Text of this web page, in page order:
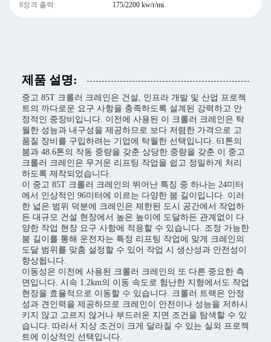
8정격 출력: 175/2200 kw/r/mi
제품 설명:
중고 85T 크롤러 크레인은 건설, 인프라 개발 및 산업 프로젝
트의 까다로운 요구 사항을 충족하도록 설계된 강력하고 안
정적인 중장비입니다. 이전에 사용된 이 크롤러 크레인은 탁
월한 성능과 내구성을 제공하므로 보다 저렴한 가격으로 고
품질 장비를 구입하려는 기업에 탁월한 선택입니다. 61톤의
붐과 48.6톤의 작동 중량을 갖춘 상당한 중량을 갖춘 이 중고
크롤러 크레인은 무거운 리프팅 작업을 쉽고 정밀하게 처리
하도록 제작되었습니다.
이 중고 85T 크롤러 크레인의 뛰어난 특징 중 하나는 24미터
에서 인상적인 96미터에 이르는 다양한 붐 길이입니다. 이러
한 넓은 범위 덕분에 크레인은 제한된 도시 공간에서 작업하
든 대규모 건설 현장에서 높은 높이에 도달하든 관계없이 다
양한 작업 현장 요구 사항에 적응할 수 있습니다. 조정 가능한
붐 길이를 통해 운전자는 특정 리프팅 작업에 맞게 크레인의
도달 범위를 맞춤 설정할 수 있어 작업 시 생산성과 안전성이
향상됩니다.
이동성은 이전에 사용된 크롤러 크레인의 또 다른 중요한 측
면입니다. 시속 1.2km의 이동 속도로 험난한 지형에서도 작업
현장을 효율적으로 이동할 수 있습니다. 크롤러 트랙은 안정
성과 견인력을 제공하므로 크레인이 안전이나 성능을 저하시
키지 않고 고르지 않거나 부드러운 지면 조건을 탐색할 수 있
습니다. 따라서 지상 조건이 크게 달라질 수 있는 실외 프로젝
트에 이상적인 선택입니다.